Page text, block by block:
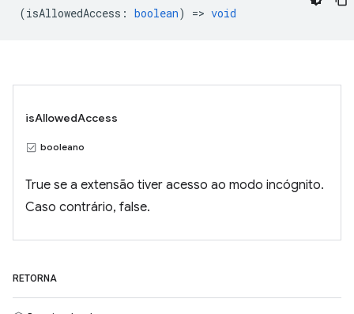
(isAllowedAccess : boolean) => void
isAllowedAccess
booleano
True se a extensão tiver acesso ao modo incógnito.
Caso contrário, false.
RETORNA